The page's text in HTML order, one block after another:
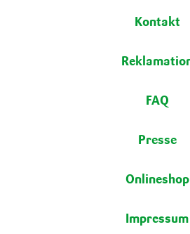
FußbereichKontakt
FAQ
Presse
Onlineshop
Impressum